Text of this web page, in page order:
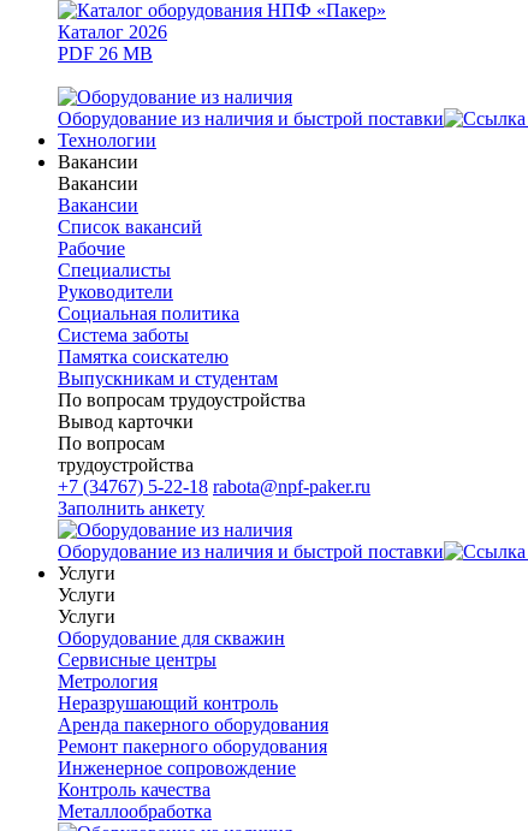
Каталог 2026
PDF 26 MB
Оборудование из наличия и быстрой поставки
Технологии
Вакансии
Вакансии
Вакансии
Список вакансий
Рабочие
Специалисты
Руководители
Cоциальная политика
Система заботы
Памятка соискателю
Выпускникам и студентам
По вопросам трудоустройства
Вывод карточки
По вопросам
трудоустройства
+7 (34767) 5-22-18 rabota@npf-paker.ru
Заполнить анкету
Оборудование из наличия и быстрой поставки
Услуги
Услуги
Услуги
Оборудование для скважин
Сервисные центры
Метрология
Неразрушающий контроль
Аренда пакерного оборудования
Ремонт пакерного оборудования
Инженерное сопровождение
Контроль качества
Металлообработка